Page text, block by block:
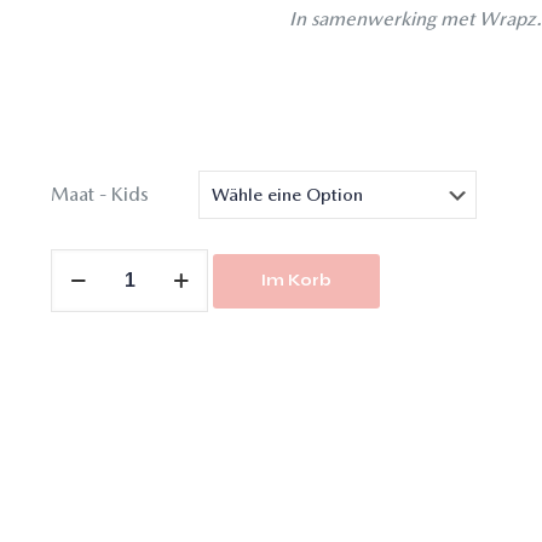
In samenwerking met
Maat - Kids
Im Korb